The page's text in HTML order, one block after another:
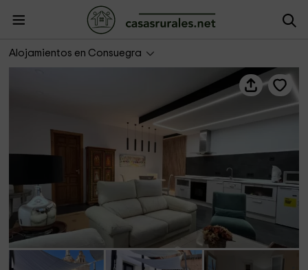
Alojamientos en Consuegra